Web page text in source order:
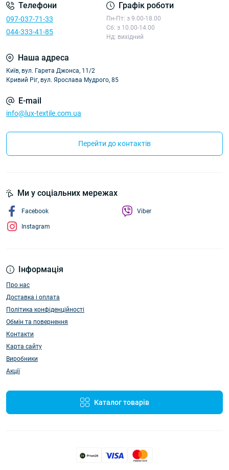
Телефони
097-037-71-33
044-333-41-85
Графік роботи
Пн-Пт: з 9.00-18.00
Сб: з 10.00-14.00
Нд: вихідний
Наша адреса
Київ, вул. Гарета Джонса, 11/2
Кривий Ріг, вул. Ярослава Мудрого, 85
E-mail
info@lux-textile.com.ua
Перейти до контактів
Інформація
Про нас
Доставка і оплата
Політика конфіденційності
Обмін та повернення
Контакти
Карта сайту
Виробники
Акції
Каталог товарів
Ми у соціальних мережах
Facebook
Instagram
Viber